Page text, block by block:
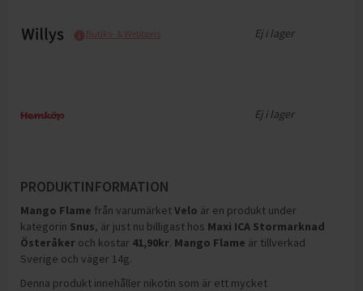
Butiks- & Webbpris Ej i lager
Ej i lager
PRODUKTINFORMATION
Mango Flame från varumärketVelo är en produkt under
kategorin Snus, är just nu billigast hos Maxi ICA Stormarknad
Österåker och kostar 41,90kr. Mango Flame är tillverkad
Sverige och väger 14g.
Denna produkt innehåller nikotin som är ett mycket